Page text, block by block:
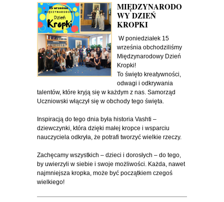
MIĘDZYNARODO
WY DZIEŃ
KROPKI
W poniedziałek 15
września obchodziliśmy
Międzynarodowy Dzień
Kropki!
To święto kreatywności,
odwagi i odkrywania
talentów, które kryją się w każdym z nas. Samorząd
Uczniowski włączył się w obchody tego święta.
Inspiracją do tego dnia była historia Vashti –
dziewczynki, która dzięki małej kropce i wsparciu
nauczyciela odkryła, że potrafi tworzyć wielkie rzeczy.
Zachęcamy wszystkich – dzieci i dorosłych – do tego,
by uwierzyli w siebie i swoje możliwości. Każda, nawet
najmniejsza kropka, może być początkiem czegoś
wielkiego!